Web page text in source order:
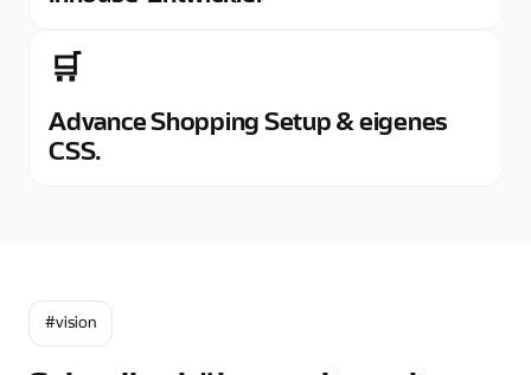
🛒
Advance Shopping Setup & eigenes
CSS.
#vision